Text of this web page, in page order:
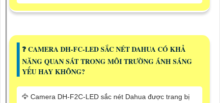
️❓ CAMERA DH-FC-LED SẮC NÉT DAHUA CÓ KHẢ
NĂNG QUAN SÁT TRONG MÔI TRƯỜNG ÁNH SÁNG
YẾU HAY KHÔNG?
🦅 Camera DH-F2C-LED sắc nét Dahua được trang bị